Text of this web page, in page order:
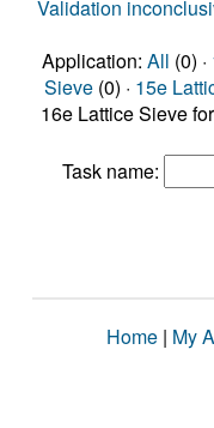
Validation
Application: All (0) ·
Sieve (0) · 15e
16e Lattice Sieve
Task name:
Home | My